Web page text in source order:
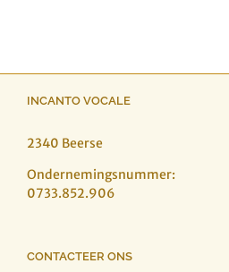
INCANTO VOCALE
2340 Beerse
Ondernemingsnummer:
0733.852.906
CONTACTEER ONS